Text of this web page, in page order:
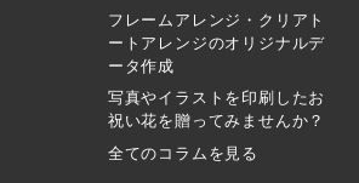
フレームアレンジ・クリアト
ートアレンジのオリジナルデ
ータ作成
写真やイラストを印刷したお
祝い花を贈ってみませんか？
全てのコラムを見る